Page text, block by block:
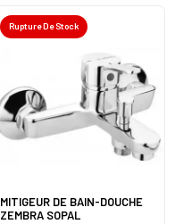
Rupture De Stock
MITIGEUR DE BAIN-DOUCHE
ZEMBRA SOPAL